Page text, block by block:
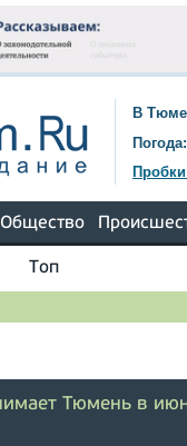
В
Погода:
Общество
Топ
Тюмень в